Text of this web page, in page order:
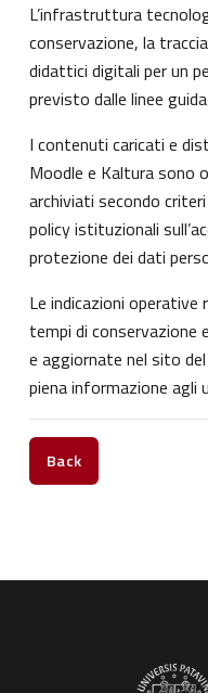
L’infrastruttura
conservazione, la
didattici digitali per un
previsto dalle linee
I contenuti caricati e
Moodle e Kaltura sono
archiviati secondo
policy istituzionali
protezione dei dati
Le indicazioni operative
tempi di conservazione
e aggiornate nel sito
piena informazione agli
Back